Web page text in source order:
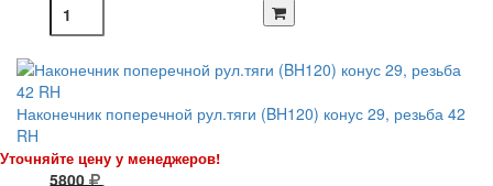
Наконечник поперечной рул.тяги (BH120) конус 29, резьба 42
RH
Уточняйте цену у менеджеров!
5800